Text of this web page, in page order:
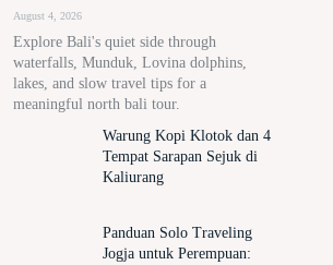
August 4, 2026
Explore Bali's quiet side through
waterfalls, Munduk, Lovina dolphins,
lakes, and slow travel tips for a
meaningful north bali tour.
Warung Kopi Klotok dan 4
Tempat Sarapan Sejuk di
Kaliurang
Panduan Solo Traveling
Jogja untuk Perempuan: